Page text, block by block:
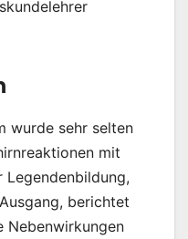
wurde sehr selten
mit
Legendenbildung,
berichtet
Nebenwirkungen